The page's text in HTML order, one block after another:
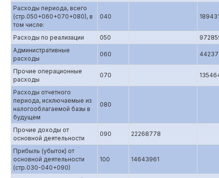
Расходы периода, всего
(стр.050+060+070+080), в
том числе:
040
Расходы по реализации 050
Административные
расходы
060
Прочие операционные
расходы
070
Расходы отчетного
периода, исключаемые из
налогооблагаемой базы в
будущем
080
Прочие доходы от
основной деятельности
090 22268778
Прибыль (убыток) от
основной деятельности
(стр.0З0-040+090)
100 14643961